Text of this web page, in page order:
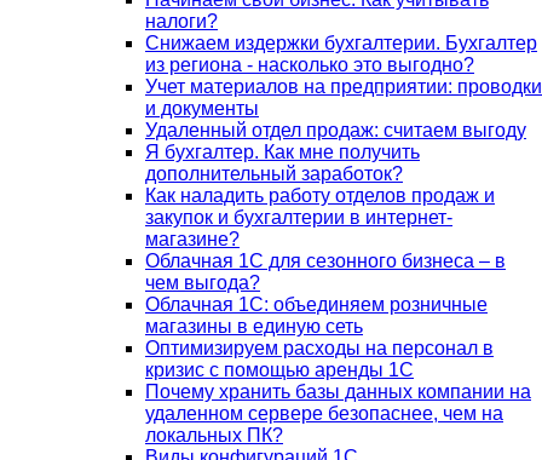
налоги?
Снижаем издержки бухгалтерии. Бухгалтер
из региона - насколько это выгодно?
Учет материалов на предприятии: проводки
и документы
Удаленный отдел продаж: считаем выгоду
Я бухгалтер. Как мне получить
дополнительный заработок?
Как наладить работу отделов продаж и
закупок и бухгалтерии в интернет-
магазине?
Облачная 1С для сезонного бизнеса – в
чем выгода?
Облачная 1С: объединяем розничные
магазины в единую сеть
Оптимизируем расходы на персонал в
кризис с помощью аренды 1С
Почему хранить базы данных компании на
удаленном сервере безопаснее, чем на
локальных ПК?